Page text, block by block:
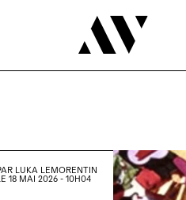
LUKA LEMORENTIN
18 MAI 2026 - 10H04